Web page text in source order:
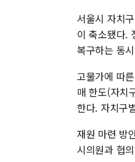
서울시 자치
이 축소됐다.
복구하는 동
고물가에 따
매 한도(자치
한다. 자치구
재원 마련 방
시의원과 협